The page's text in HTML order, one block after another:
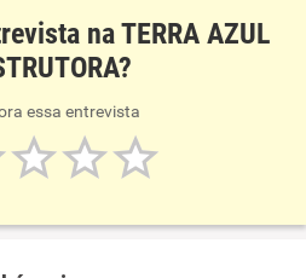
na TERRA AZUL
essa entrevista